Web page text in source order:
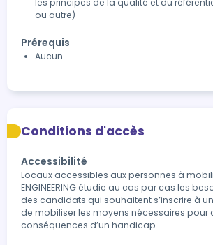
les principes de la qualité et du
ou autre)
Prérequis
Aucun
Conditions d'accès
Accessibilité
Locaux accessibles aux personnes à
ENGINEERING étudie au cas par cas les
des candidats qui souhaitent s’inscrire à
de mobiliser les moyens nécessaires pour
conséquences d’un handicap.